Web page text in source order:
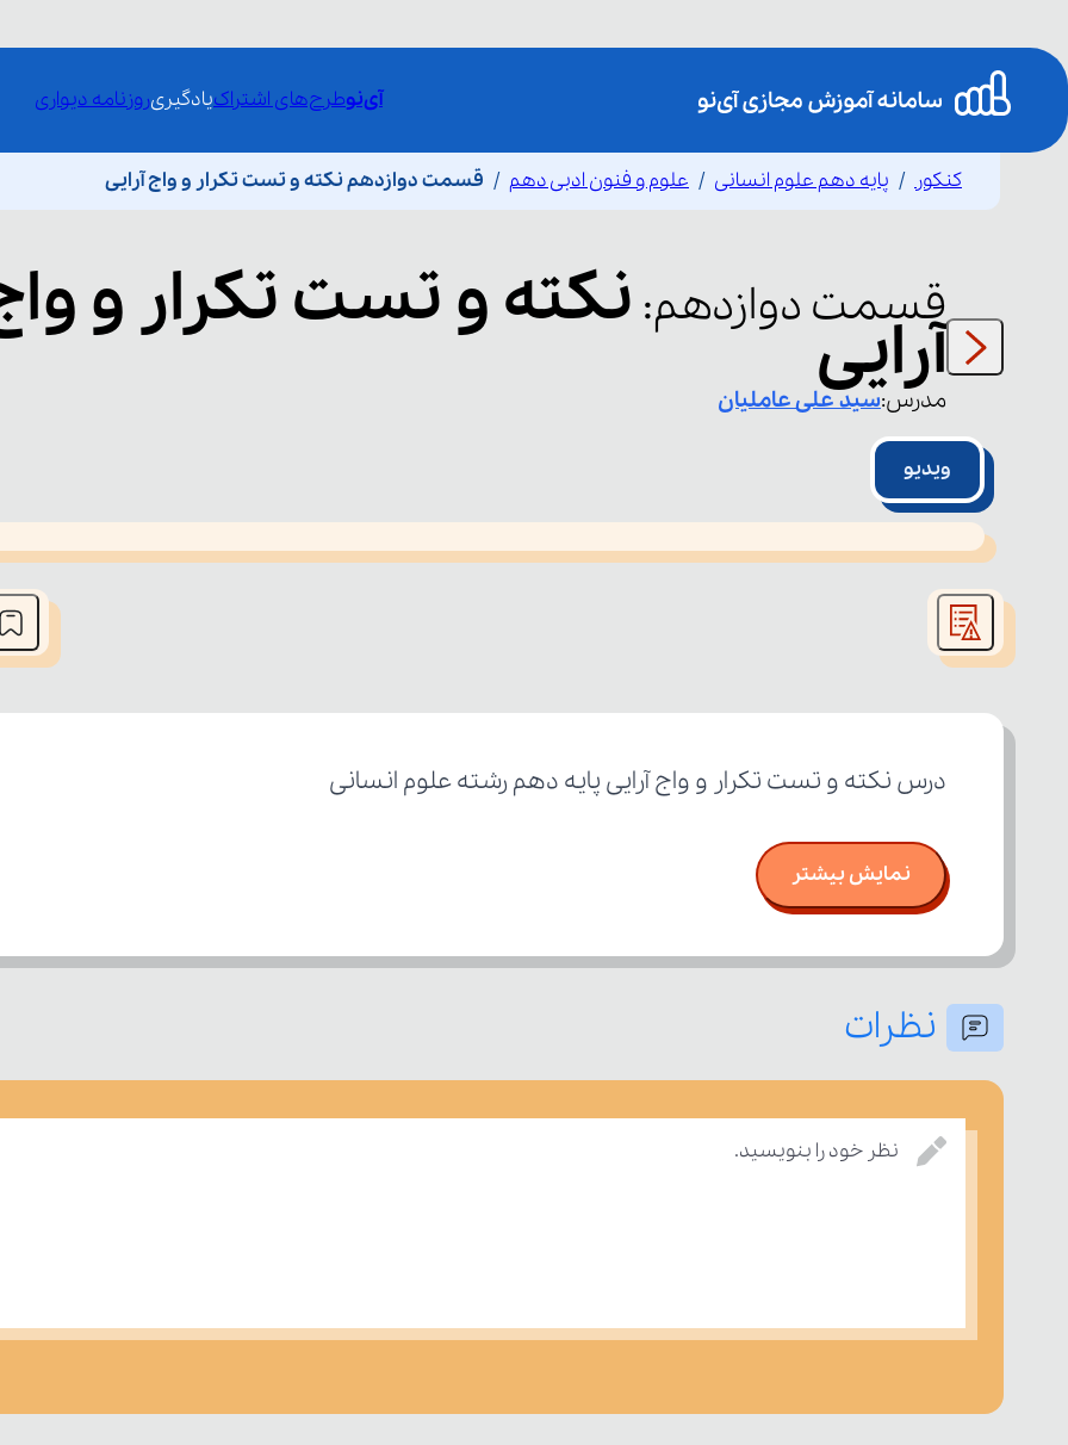
آی‌نوطرح‌های اشتراکیادگیریروزنامه دیواری
کنکور پایه دهم علوم انسانی علوم و فنون ادبی دهم قسمت دوازدهم نکته و تست تکرار و واج آرایی
قسمت دوازدهم: نکته و تست تکرار و
آرایی
مدرس:سید علیعاملیان
ویدیو
This
is
window.
درس نکته و تست تکرار و واج آرایی پایه دهم رشته علوم انسانی
نمایش بیشتر
نظرات
نظر خود را بنویسید.